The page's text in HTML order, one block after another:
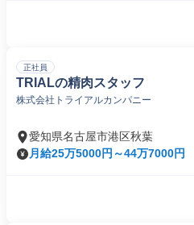
正社員
TRIALの精肉スタッフ
株式会社トライアルカンパニー
愛知県名古屋市港区秋葉
月給25万5000円～44万7000円